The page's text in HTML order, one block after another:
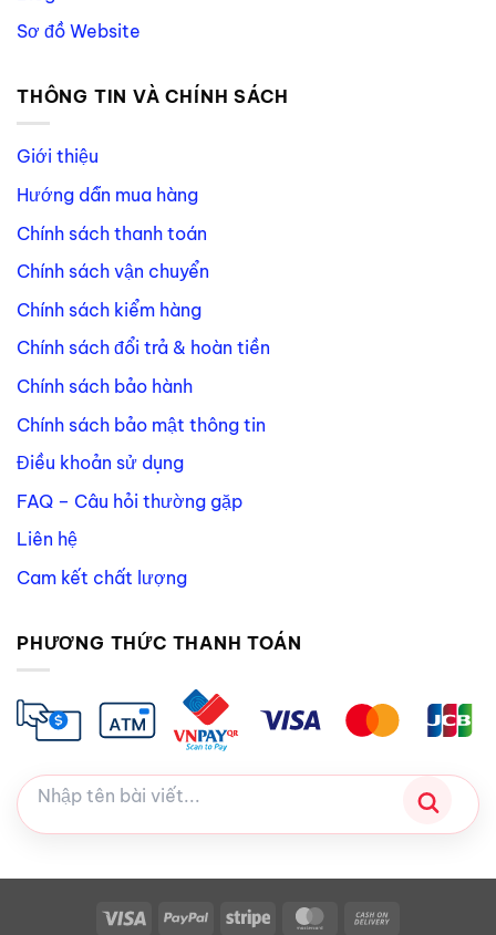
Sơ đồ Website
THÔNG TIN VÀ CHÍNH SÁCH
Giới thiệu
Hướng dẫn mua hàng
Chính sách thanh toán
Chính sách vận chuyển
Chính sách kiểm hàng
Chính sách đổi trả & hoàn tiền
Chính sách bảo hành
Chính sách bảo mật thông tin
Điều khoản sử dụng
FAQ – Câu hỏi thường gặp
Liên hệ
Cam kết chất lượng
PHƯƠNG THỨC THANH TOÁN
Visa PayPal Stripe MasterCard